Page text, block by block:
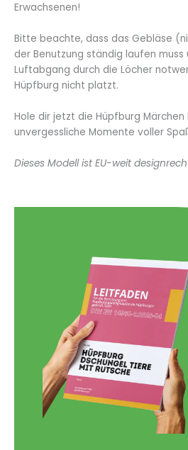
Erwachsenen!
Bitte beachte, dass das Gebläse
der Benutzung ständig laufen muss
Luftabgang durch die Löcher
Hüpfburg nicht platzt.
Hole dir jetzt die Hüpfburg Märchen
unvergessliche Momente voller
Dieses Modell ist EU-weit